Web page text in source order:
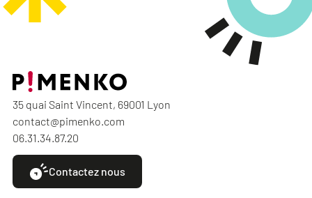
35 quai Saint Vincent, 69001 Lyon
contact@pimenko.com
06.31.34.87.20
Contactez nous